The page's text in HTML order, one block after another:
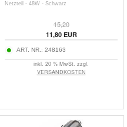
Netzteil - 48W - Schwarz
15,20
11,80EUR
ART. NR.: 248163
inkl. 20 % MwSt. zzgl.
VERSANDKOSTEN